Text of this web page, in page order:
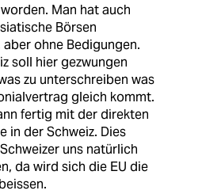
Man hat auch
Börsen
ohne Bedigungen.
soll hier gezwungen
zu unterschreiben was
gleich kommt.
fertig mit der direkten
in der Schweiz. Dies
uns natürlich
da wird sich die EU die